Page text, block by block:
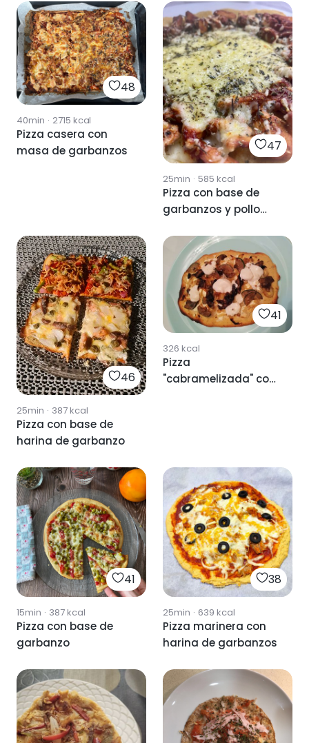
48
40min · 2715 kcal
Pizza casera con
masa de garbanzos
47
25min · 585 kcal
Pizza con base de
garbanzos y pollo
46
25min · 387kcal
Pizza con base de
harina de garbanzo
41
326 kcal
Pizza
"cabramelizada" con
41
15min · 387kcal
Pizza con base de
garbanzo
38
25min · 639 kcal
Pizza marinera con
harina de garbanzos